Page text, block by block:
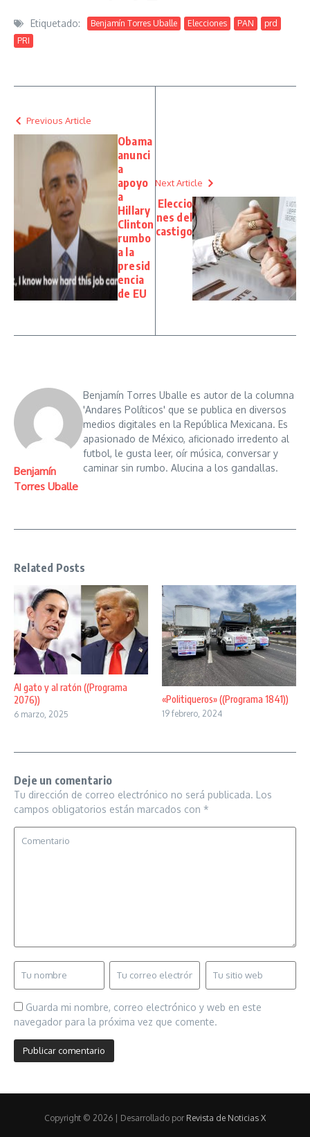
Etiquetado: Benjamín Torres Uballe Elecciones PAN
prd
PRI
Previous Article
Obama
anunci
a
apoyo
a
Hillary
Clinton
rumbo
a la
presid
encia
de EU
Next Article
Eleccio
nes del
castigo
Benjamín
Torres Uballe
Benjamín Torres Uballe es autor de la columna
'Andares Políticos' que se publica en diversos
medios digitales en la República Mexicana. Es
apasionado de México, aficionado irredento al
futbol, le gusta leer, oír música, conversar y
caminar sin rumbo. Alucina a los gandallas.
Related Posts
Al gato y al ratón ((Programa
2076))
6 marzo, 2025
«Politiqueros» ((Programa 1841))
19 febrero, 2024
Deje un comentario
Tu dirección de correo electrónico no será publicada. Los
campos obligatorios están marcados con *
Guarda mi nombre, correo electrónico y web en este
navegador para la próxima vez que comente.
Copyright © 2026 | Desarrollado por Revista de Noticias X